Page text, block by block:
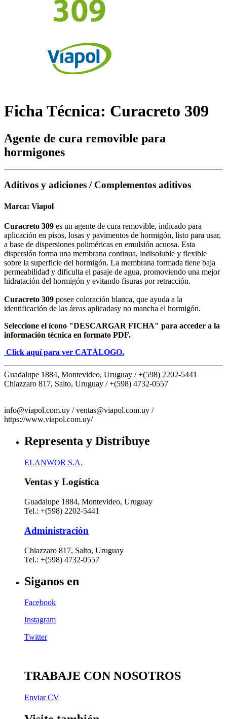
Ficha Técnica: Curacreto 309
Agente de cura removible para
hormigones
Aditivos y adiciones / Complementos aditivos
Marca: Viapol
Curacreto 309 es un agente de cura removible, indicado para
aplicación en pisos, losas y pavimentos de hormigón, listo para usar,
a base de dispersiones poliméricas en emulsión acuosa. Esta
dispersión forma una membrana continua, indisoluble y flexible
sobre la superficie del hormigón. La membrana formada tiene baja
permeabilidad y dificulta el pasaje de agua, promoviendo una mejor
hidratación del hormigón y evitando fisuras por retracción.
Curacreto 309 posee coloración blanca, que ayuda a la
identificación de las áreas aplicadasy no mancha el hormigón.
Seleccione el ícono "DESCARGAR FICHA" para acceder a la
información técnica en formato PDF.
Click aquí para ver CATÁLOGO.
Guadalupe 1884, Montevideo, Uruguay /+(598) 2202-5441
Chiazzaro 817, Salto, Uruguay /+(598) 4732-0557
info@viapol.com.uy /ventas@viapol.com.uy /
https://www.viapol.com.uy/
Representa y Distribuye
ELANWOR S.A.
Ventas y Logística
Guadalupe 1884, Montevideo, Uruguay
Tel.: +(598) 2202-5441
Administración
Chiazzaro 817, Salto, Uruguay
Tel.: +(598) 4732-0557
Siganos en
Facebook
Instagram
Twitter
TRABAJE CON NOSOTROS
Enviar CV